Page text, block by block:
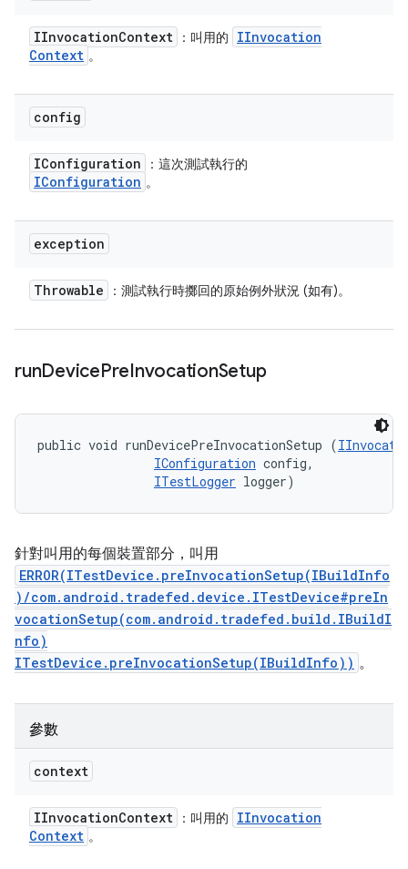
IInvocationContext ：叫用的
IInvocation
Context 。
config
IConfiguration ：這次測試執行的
IConfiguration 。
exception
Throwable ：測試執行時擲回的原始例外狀況 (如有)。
runDevicePreInvocationSetup
public void runDevicePreInvocationSetup (
IConfiguration config,
ITestLogger logger)
針對叫用的每個裝置部分，叫用
ERROR(ITestDevice.preInvocationSetup(IBuildInfo
)/com.android.tradefed.device.ITestDevice#preIn
vocationSetup(com.android.tradefed.build.IBuildI
nfo)
ITestDevice.preInvocationSetup(IBuildInfo)) 。
參數
context
IInvocationContext ：叫用的
IInvocation
Context 。